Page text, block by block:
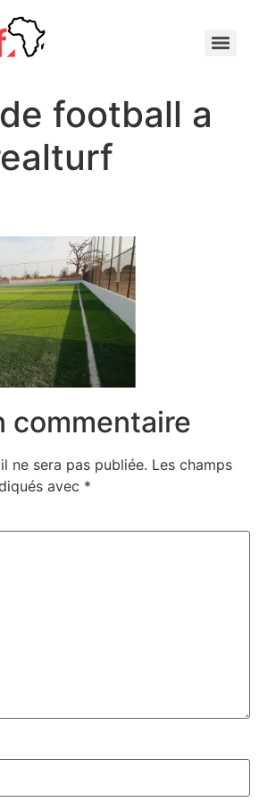
football a
commentaire
ne sera pas publiée. Les champs
avec *